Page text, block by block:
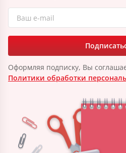
Оформляя подписку, Вы
Политики обработки